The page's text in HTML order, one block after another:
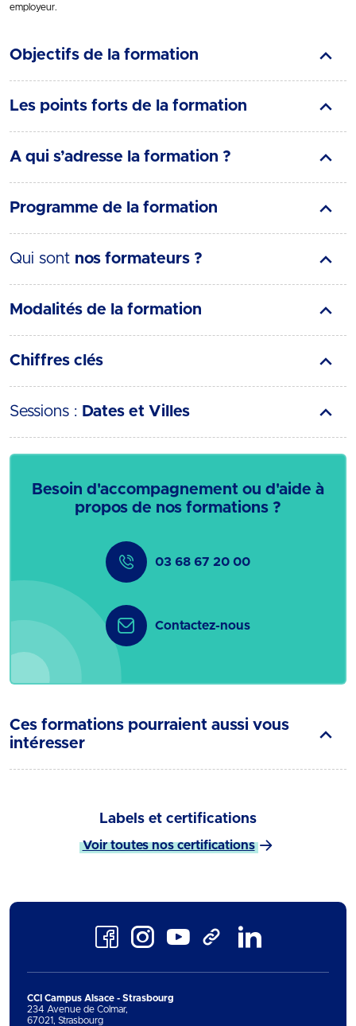
employeur.
Objectifs de la formation
Les points forts de la formation
A qui s’adresse la formation ?
Programme de la formation
Qui sont nos formateurs ?
Modalités de la formation
Chiffres clés
Sessions : Dates et Villes
Besoin d'accompagnement ou d'aide à
propos de nos formations ?
03 68 67 20 00
Contactez-nous
Ces formations pourraient aussi vous
intéresser
Labels et certifications
Voir toutes nos certifications
FacebookInstagramYoutube TikTok
CCI Campus Alsace - Strasbourg
234 Avenue de Colmar,
67021, Strasbourg